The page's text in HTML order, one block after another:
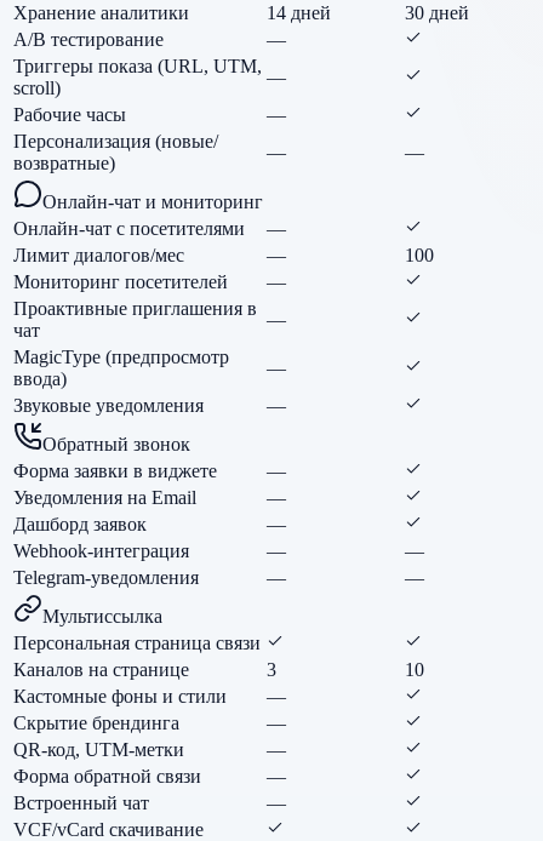
Хранение аналитики
14 дней
30 дней
A/B тестирование
—
Триггеры показа (URL, UTM,
scroll)
—
Рабочие часы
—
Персонализация (новые/
возвратные)
— —
Онлайн-чат и мониторинг
Онлайн-чат с посетителями
—
Лимит диалогов/мес
—
100
Мониторинг посетителей
—
Проактивные приглашения в
чат
—
MagicType (предпросмотр
ввода)
—
Звуковые уведомления
—
Обратный звонок
Форма заявки в виджете
—
Уведомления на Email
—
Дашборд заявок
—
Webhook-интеграция
—
—
Telegram-уведомления
—
—
Мультиссылка
Персональная страница связи
Каналов на странице
3
10
Кастомные фоны и стили
—
Скрытие брендинга
—
QR-код, UTM-метки
—
Форма обратной связи
—
Встроенный чат
—
VCF/vCard скачивание